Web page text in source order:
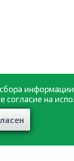
информации
согласие на